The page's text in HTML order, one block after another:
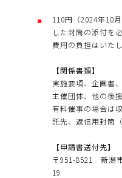
110円（2024年10
した封筒の添付を
費用の負担はいた
【関係書類】
実施要項、企画書
主催団体、他の後
有料催事の場合は
託先、返信用封筒
【申請書送付先】
〒951-8521 新潟
19